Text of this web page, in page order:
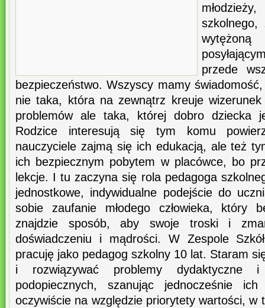
szkolnego,
przede
bezpieczeństwo. Wszyscy mamy
nie taka, która na zewnątrz kreuje
problemów ale taka, której dobro dziecka
Rodzice interesują się tym komu
nauczyciele zajmą się ich edukacją, ale też
ich bezpiecznym pobytem w placówce, bo
lekcje. I tu zaczyna się rola pedagoga
jednostkowe, indywidualne podejście do
sobie zaufanie młodego człowieka, który
znajdzie sposób, aby swoje troski i
doświadczeniu i mądrości. W Zespole
pracuję jako pedagog szkolny 10 lat. Staram
i rozwiązywać problemy dydaktyczne i
podopiecznych, szanując jednocześnie
oczywiście na względzie priorytety wartości, w